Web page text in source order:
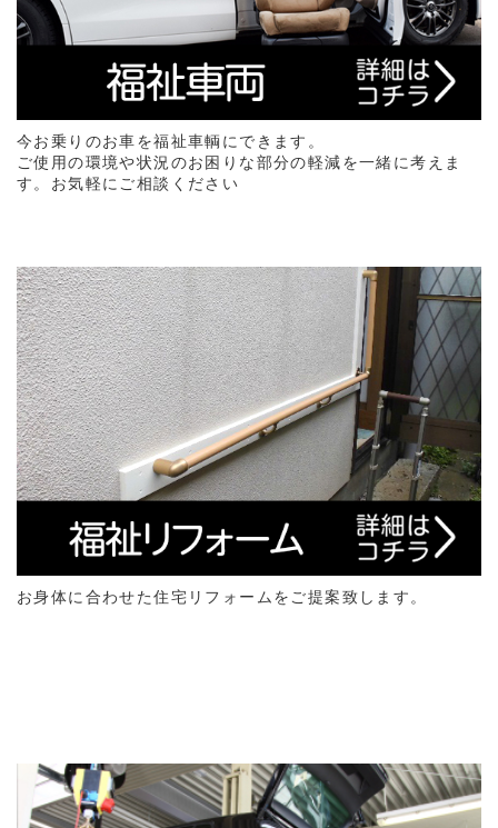
今お乗りのお車を福祉車輌にできます。
ご使用の環境や状況のお困りな部分の軽減を一緒に考えま
す。お気軽にご相談ください
お身体に合わせた住宅リフォームをご提案致します。